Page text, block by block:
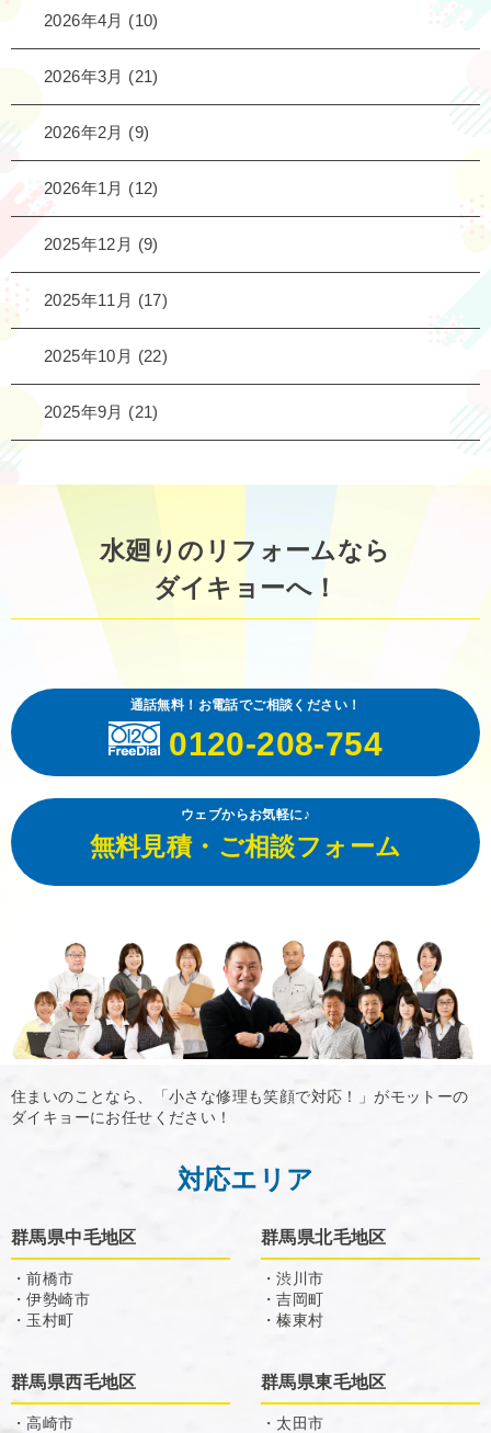
2026年4月 (10)
2026年3月 (21)
2026年2月 (9)
2026年1月 (12)
2025年12月 (9)
2025年11月 (17)
2025年10月 (22)
2025年9月 (21)
水廻りのリフォームなら
ダイキョーへ！
通話無料！お電話でご相談ください！
0120-208-754
ウェブからお気軽に♪
無料見積・ご相談フォーム
住まいのことなら、「小さな修理も笑顔で対応！」がモットーの
ダイキョーにお任せください！
対応エリア
群馬県中毛地区
・前橋市
・伊勢崎市
・玉村町
群馬県北毛地区
・渋川市
・吉岡町
・榛東村
群馬県西毛地区
・高崎市
群馬県東毛地区
・太田市